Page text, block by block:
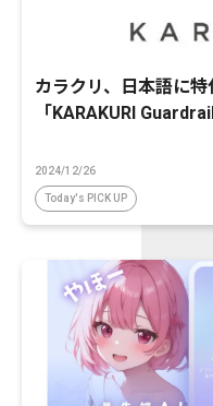
カラクリ、日本語に
「KARAKURI
2024/12/26
Today's PICK UP